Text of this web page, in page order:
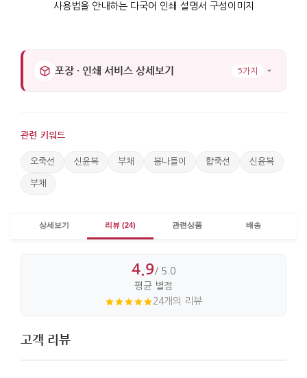
포장 · 인쇄 서비스 상세보기 5가지
관련 키워드
오죽선 신윤복 부채 봄나들이 합죽선 신윤복
부채
상세보기 리뷰 (24) 관련상품 배송
4.9/ 5.0
평균 별점
24개의 리뷰
고객 리뷰